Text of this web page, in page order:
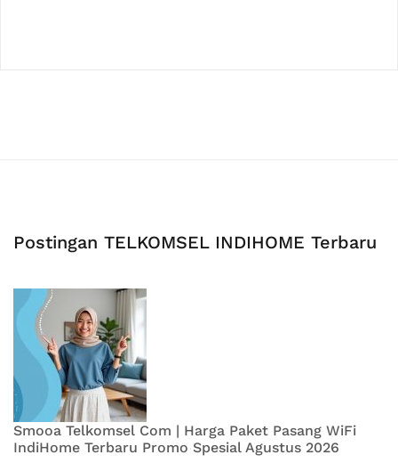
Postingan TELKOMSEL INDIHOME Terbaru
Smooa Telkomsel Com | Harga Paket Pasang WiFi
IndiHome Terbaru Promo Spesial Agustus 2026